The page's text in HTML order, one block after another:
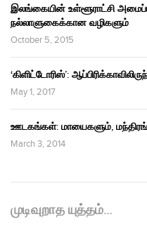
இலங்கையின் உள்ளூராட்சி
நல்லாளுகைக்கான வழிகளும்
October 5, 2015
‘கிளிட்டோரிஸ்’:
May 1, 2017
ஊடகங்கள்: மாயைகளும்,
March 3, 2014
முடிவுறாத யுத்தம்…